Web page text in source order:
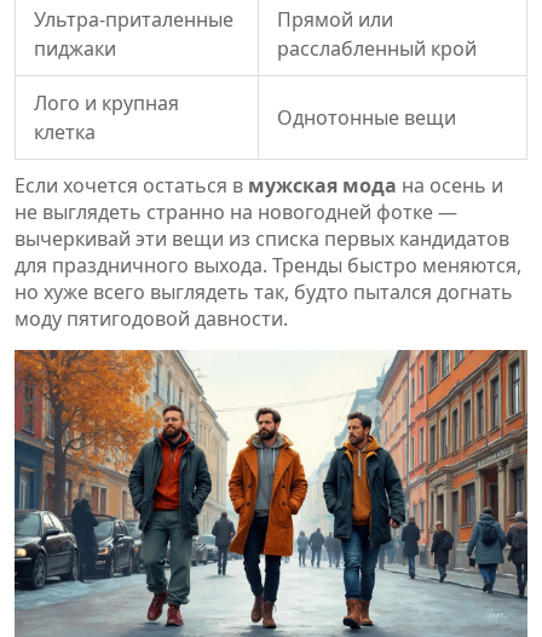
Ультра-приталенные
пиджаки
Прямой или
расслабленный крой
Лого и крупная
клетка
Однотонные вещи
Если хочется остаться в мужская мода на осень и
не выглядеть странно на новогодней фотке —
вычеркивай эти вещи из списка первых кандидатов
для праздничного выхода. Тренды быстро меняются,
но хуже всего выглядеть так, будто пытался догнать
моду пятигодовой давности.